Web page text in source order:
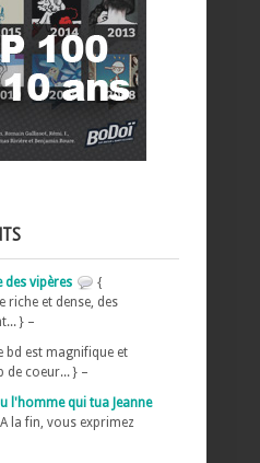
des vipères
{
riche et dense, des
} –
bd est magnifique et
de coeur... } –
l'homme qui tua Jeanne
la fin, vous exprimez